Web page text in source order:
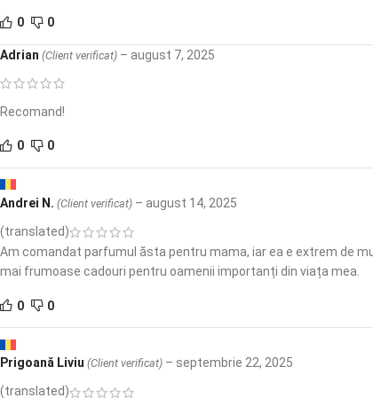
0 0
Adrian (Client verificat) – august 7, 2025
Recomand!
0 0
Andrei N. (Client verificat) – august 14, 2025
(translated)
Am comandat parfumul ăsta pentru mama, iar ea e extrem de
mai frumoase cadouri pentru oamenii importanți din viața mea.
0 0
Prigoană Liviu (Client verificat) – septembrie 22, 2025
(translated)